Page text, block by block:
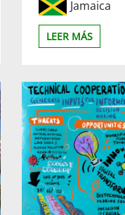
Jamaica
LEER MÁS